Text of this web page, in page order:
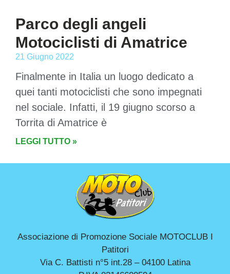
Parco degli angeli
Motociclisti di Amatrice
21 Giugno 2022
Finalmente in Italia un luogo dedicato a
quei tanti motociclisti che sono impegnati
nel sociale. Infatti, il 19 giugno scorso a
Torrita di Amatrice è
LEGGI TUTTO »
Associazione di Promozione Sociale MOTOCLUB I
Patitori
Via C. Battisti n°5 int.28 – 04100 Latina